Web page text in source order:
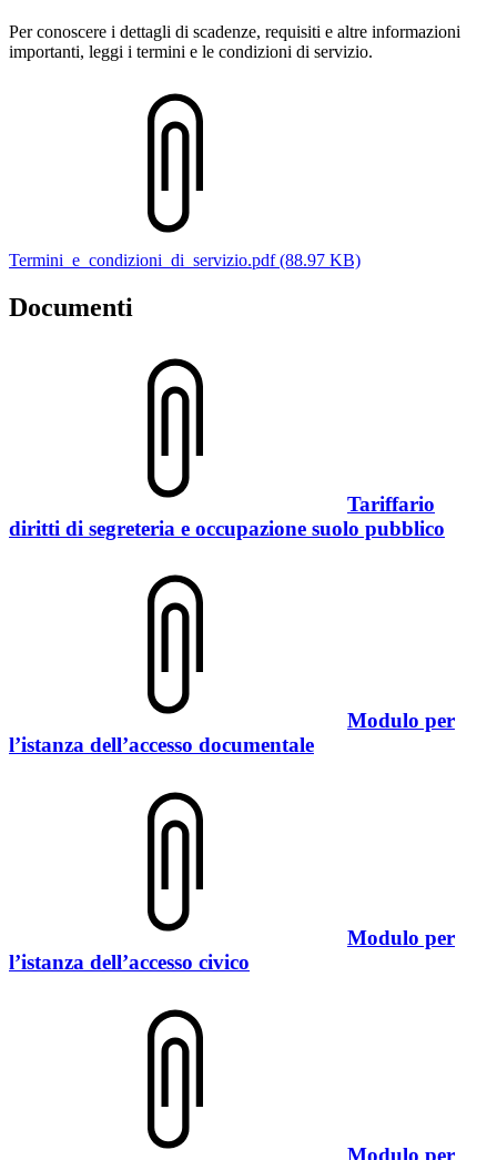
Per conoscere i dettagli di scadenze, requisiti e altre informazioni
importanti, leggi i termini e le condizioni di servizio.
Termini_e_condizioni_di_servizio.pdf (88.97 KB)
Documenti
Tariffario
diritti di segreteria e occupazione suolo pubblico
Modulo per
l’istanza dell’accesso documentale
Modulo per
l’istanza dell’accesso civico
Modulo per